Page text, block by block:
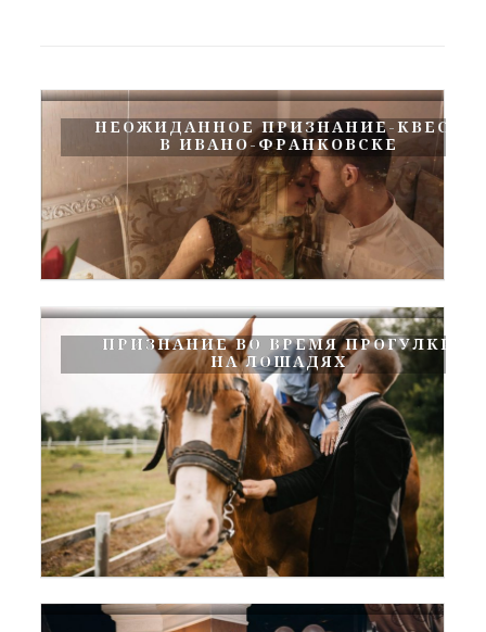
НЕОЖИДАННОЕ ПРИЗНАНИЕ-КВЕСТ
В ИВАНО-ФРАНКОВСКЕ
ПРИЗНАНИЕ ВО ВРЕМЯ ПРОГУЛКИ
НА ЛОШАДЯХ